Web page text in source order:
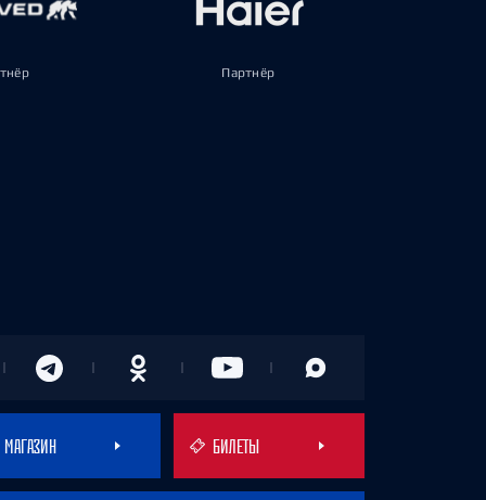
Партнёр
МАГАЗИН БИЛЕТЫ